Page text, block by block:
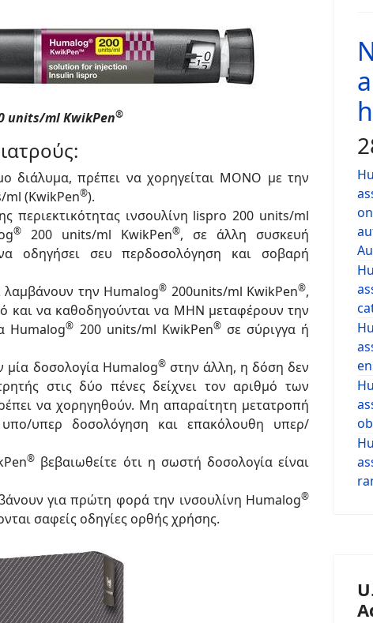
units/ml KwikPen®
διάλυμα, πρέπει να χορηγείται ΜΟΝΟ με την
ml (KwikPen®).
περιεκτικότητας ινσουλίνη lispro 200 units/ml
® 200 units/ml KwikPen®, σε άλλη συσκευή
οδηγήσει σευ περδοσολόγηση και σοβαρή
λαμβάνουν την Humalog® 200units/ml KwikPen®,
και να καθοδηγούνται να ΜΗΝ μεταφέρουν την
Humalog® 200 units/ml KwikPen®σε σύριγγα ή
μία δοσολογία Humalog®στην άλλη, η δόση δεν
στις δύο πένες δείχνει τον αριθμό των
να χορηγηθούν. Μη απαραίτητη μετατροπή
υπερ δοσολόγηση και επακόλουθη υπερ/
® βεβαιωθείτε ότι η σωστή δοσολογία είναι
για πρώτη φορά την ινσουλίνη Humalog®
σαφείς οδηγίες ορθής χρήσης.